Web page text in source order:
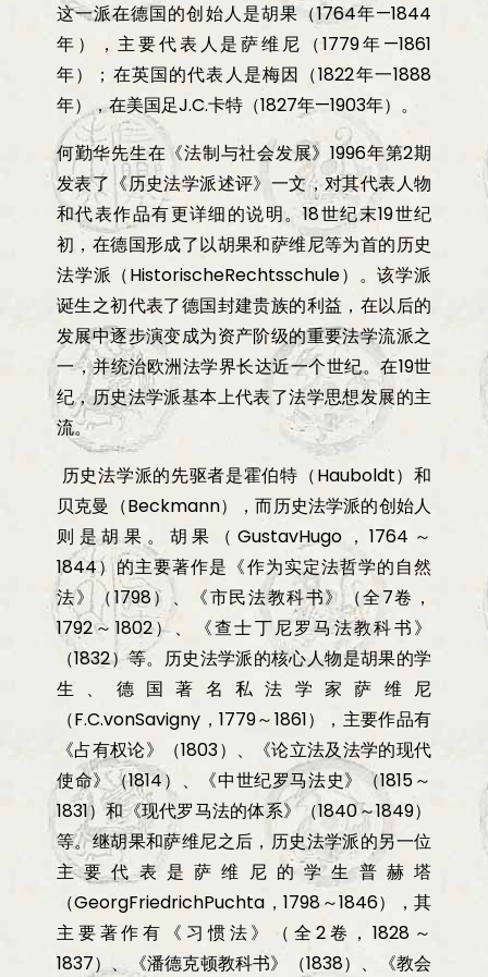
这一派在德国的创始人是胡果（1764年—1844
年），主要代表人是萨维尼（1779年—1861
年）；在英国的代表人是梅因（1822年一1888
年），在美国足J.C.卡特（1827年—1903年）。
何勤华先生在《法制与社会发展》1996年第2期
发表了《历史法学派述评》一文，对其代表人物
和代表作品有更详细的说明。18世纪末19世纪
初，在德国形成了以胡果和萨维尼等为首的历史
法学派（HistorischeRechtsschule）。该学派
诞生之初代表了德国封建贵族的利益，在以后的
发展中逐步演变成为资产阶级的重要法学流派之
一，并统治欧洲法学界长达近一个世纪。在19世
纪，历史法学派基本上代表了法学思想发展的主
流。
历史法学派的先驱者是霍伯特（Hauboldt）和
贝克曼（Beckmann），而历史法学派的创始人
则是胡果。胡果（ GustavHugo，1764 ～
1844）的主要著作是《作为实定法哲学的自然
法》（1798）、《市民法教科书》（全7卷，
1792～ 1802）、《查士丁尼罗马法教科书》
（1832）等。历史法学派的核心人物是胡果的学
生、德国著名私法学家萨维尼
（F.C.vonSavigny ，1779～1861），主要作品有
《占有权论》（1803）、《论立法及法学的现代
使命》（1814）、《中世纪罗马法史》（1815～
1831）和《现代罗马法的体系》（1840～1849）
等。继胡果和萨维尼之后，历史法学派的另一位
主要代表是萨维尼的学生普赫塔
（GeorgFriedrichPuchta ，1798～1846），其
主要著作有《习惯法》（全 2卷，1828 ～
1837）、《潘德克顿教科书》（1838）、《教会